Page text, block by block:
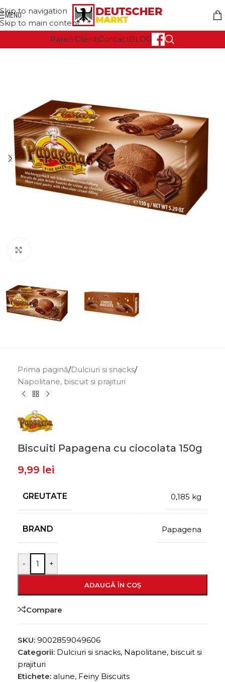
Skip to navigation
Skip to main content
MENU
Pareri ClientiContactBLOG
Prima pagină/Dulciuri si snacks/
Napolitane, biscuit si prajituri
Biscuiti Papagena cu ciocolata 150g
9,99 lei
GREUTATE 0,185 kg
BRAND Papagena
- +
ADAUGĂ ÎN COȘ
Compare
SKU: 9002859049606
Categorii: Dulciuri si snacks, Napolitane, biscuit si
prajituri
Etichete: alune, Feiny Biscuits